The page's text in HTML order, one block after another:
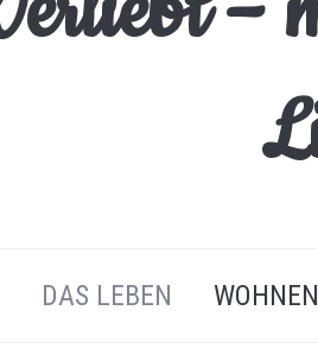
DAS LEBEN WOHNEN